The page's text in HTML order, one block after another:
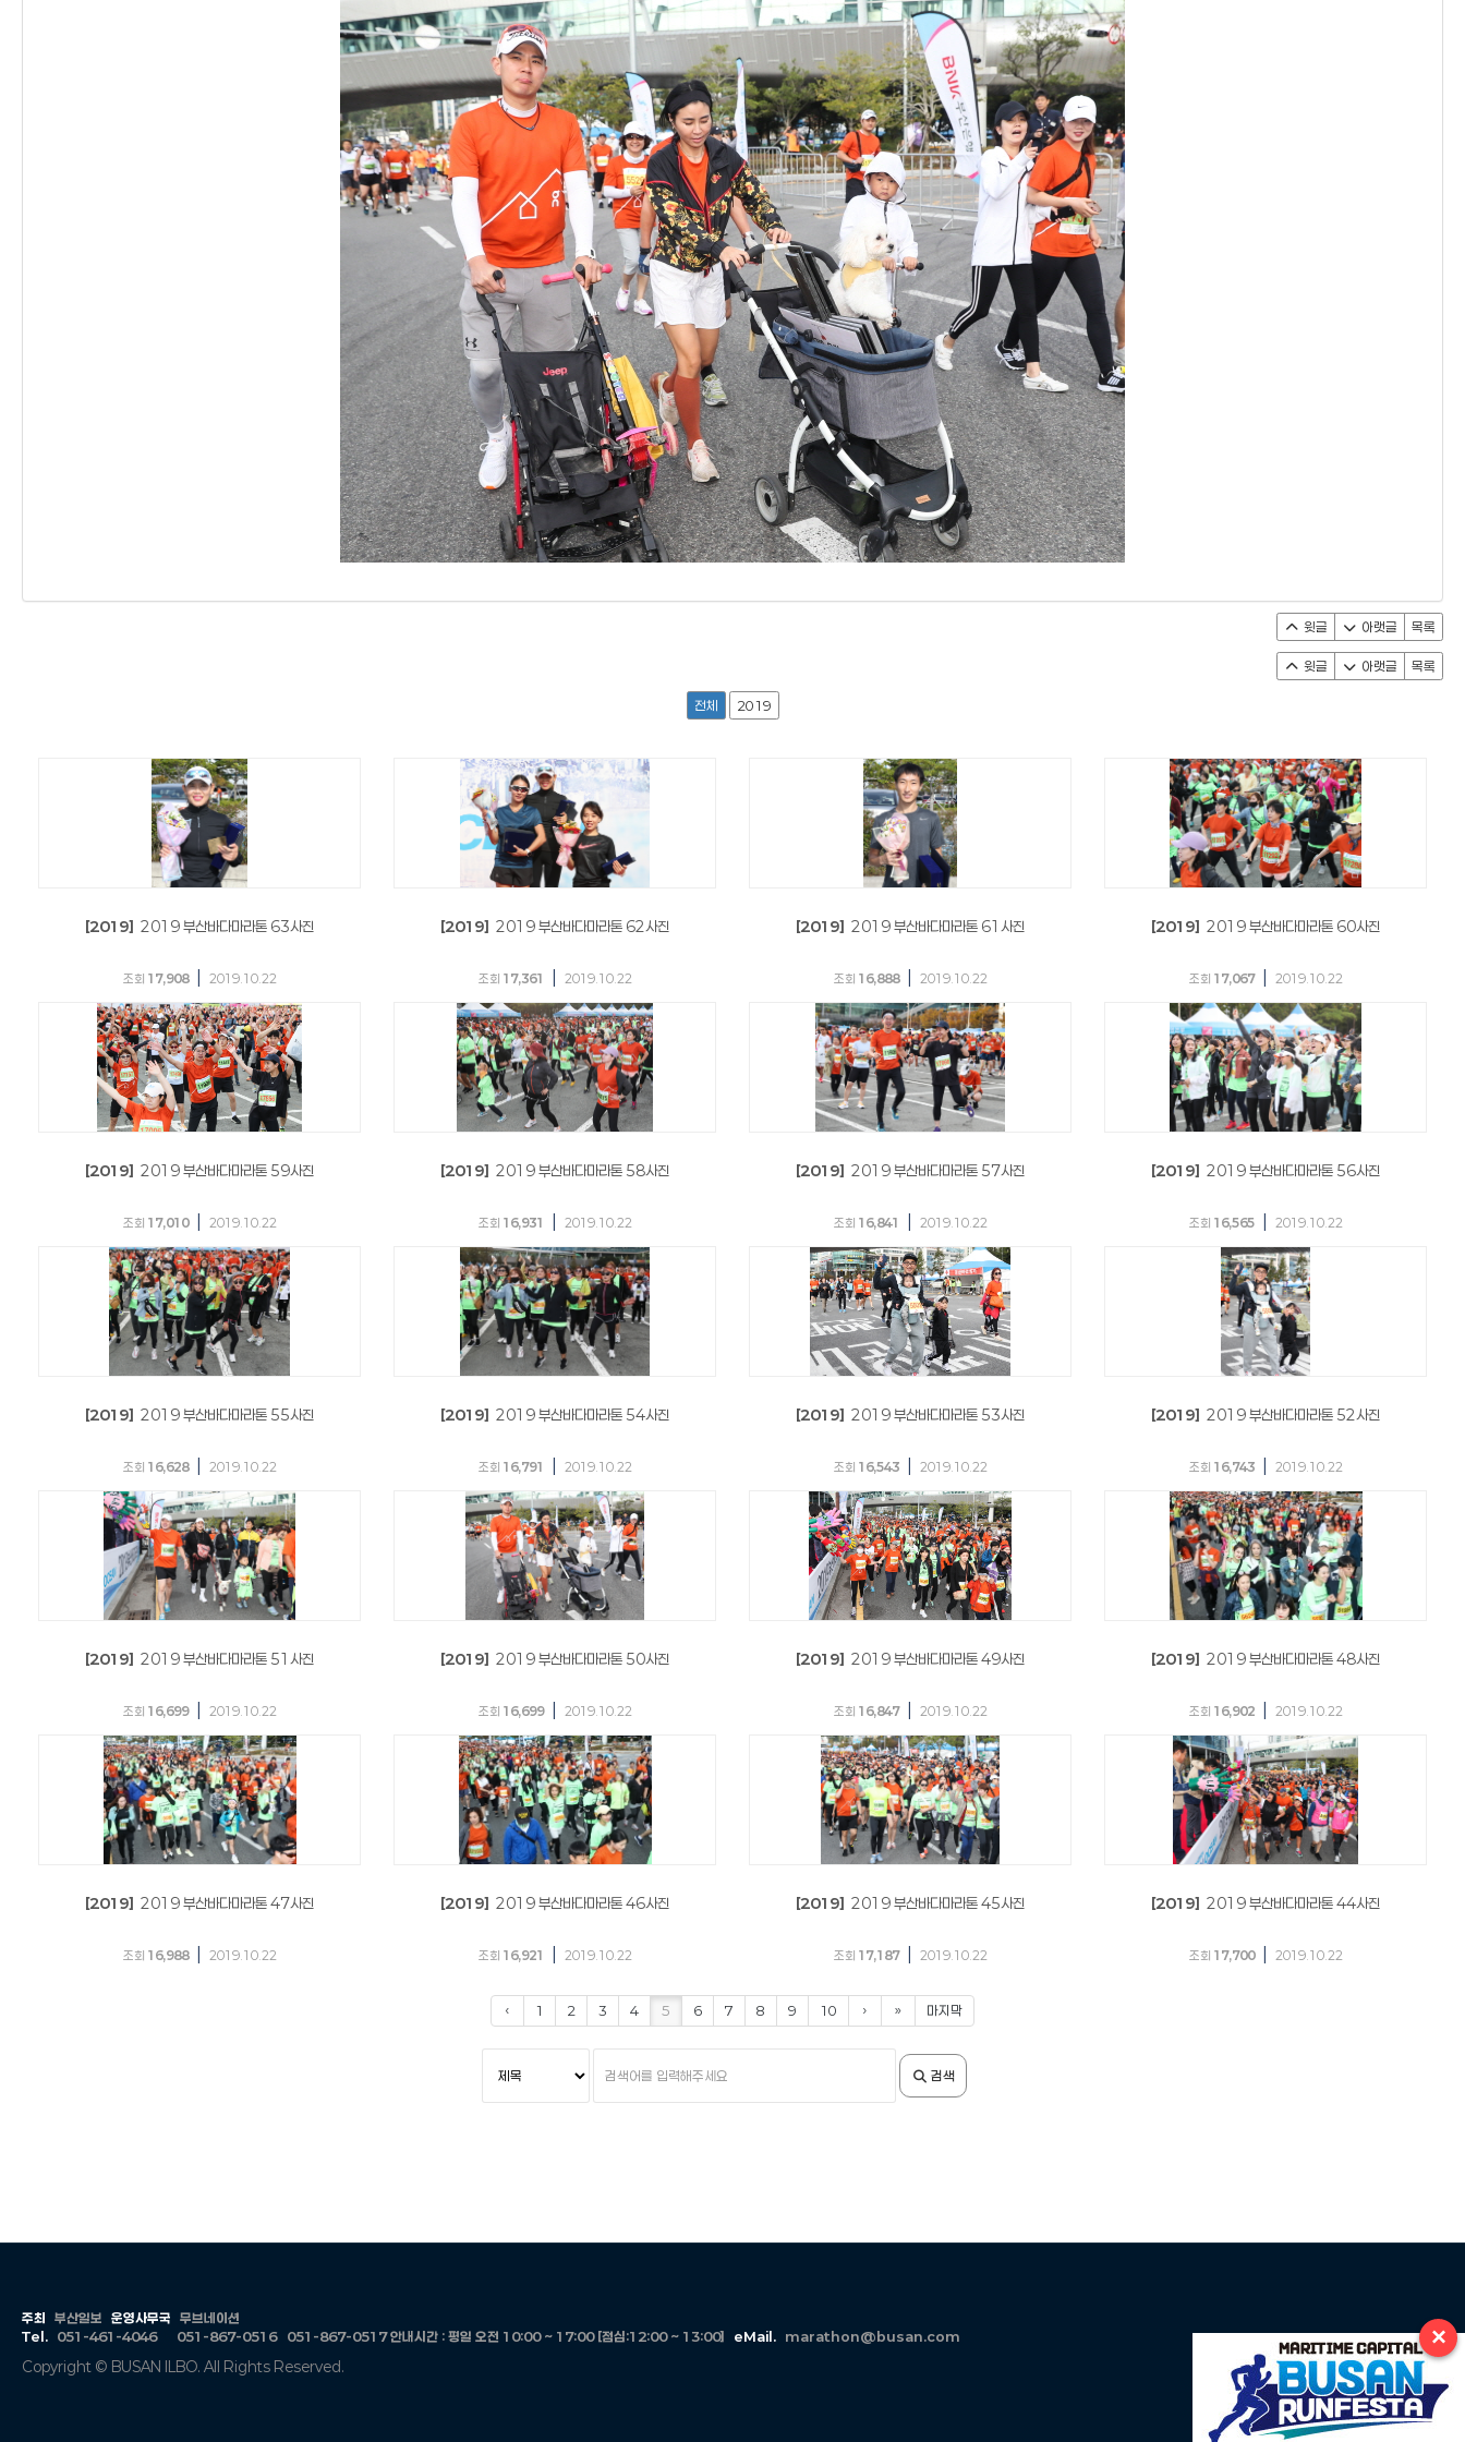
윗글 아랫글 목록
윗글 아랫글 목록
전체 2019
[2019] 2019 부산바다마라톤 63사진
조회 17,908 2019.10.22
[2019] 2019 부산바다마라톤 62사진
조회 17,361 2019.10.22
[2019] 2019 부산바다마라톤 61사진
조회 16,888 2019.10.22
[2019] 2019 부산바다마라톤 60사진
조회 17,067 2019.10.22
[2019] 2019 부산바다마라톤 59사진
조회 17,010 2019.10.22
[2019] 2019 부산바다마라톤 58사진
조회 16,931 2019.10.22
[2019] 2019 부산바다마라톤 57사진
조회 16,841 2019.10.22
[2019] 2019 부산바다마라톤 56사진
조회 16,565 2019.10.22
[2019] 2019 부산바다마라톤 55사진
조회 16,628 2019.10.22
[2019] 2019 부산바다마라톤 54사진
조회 16,791 2019.10.22
[2019] 2019 부산바다마라톤 53사진
조회 16,543 2019.10.22
[2019] 2019 부산바다마라톤 52사진
조회 16,743 2019.10.22
[2019] 2019 부산바다마라톤 51사진
조회 16,699 2019.10.22
[2019] 2019 부산바다마라톤 50사진
조회 16,699 2019.10.22
[2019] 2019 부산바다마라톤 49사진
조회 16,847 2019.10.22
[2019] 2019 부산바다마라톤 48사진
조회 16,902 2019.10.22
[2019] 2019 부산바다마라톤 47사진
조회 16,988 2019.10.22
[2019] 2019 부산바다마라톤 46사진
조회 16,921 2019.10.22
[2019] 2019 부산바다마라톤 45사진
조회 17,187 2019.10.22
[2019] 2019 부산바다마라톤 44사진
조회 17,700 2019.10.22
‹ 1 2 3 4 5 6 7 8 9 10 › » 마지막
조
어
검색
주최 부산일보 운영사무국
무브네이션
Tel.
051-461-4046 051-867-0516 051-867-0517안내시간 : 평일 오전 10:00 ~ 17:00 [점심:12:00 ~ 13:00] eMail. marathon@busan.com
Copyright © BUSAN ILBO. All Rights Reserved.
×